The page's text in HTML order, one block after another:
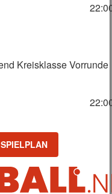
Kreisklasse Vorrunde